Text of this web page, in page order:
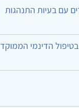
עם בעיות התנהגות
הדינמי הממוקד